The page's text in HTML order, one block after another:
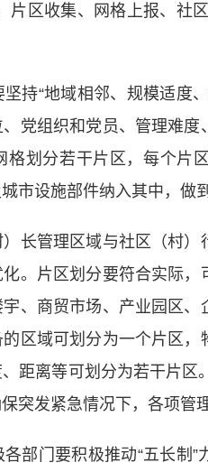
片区收集、网格上报、社
“地域相邻、规模适度
党组织和党员、管理难
格划分若干片区，每个片
市设施部件纳入其中，做
管理区域与社区（村）
。片区划分要符合实际
、商贸市场、产业园区
区域可划分为一个片区，
距离等可划分为若干片
突发紧急情况下，各项管
门要积极推动“五长制”